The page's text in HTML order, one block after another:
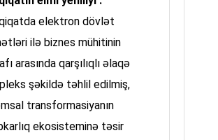
elektron dövlət
ilə biznes mühitinin
arasında qarşılıqlı əlaqə
şəkildə təhlil edilmiş,
transformasiyanın
ekosisteminə təsir